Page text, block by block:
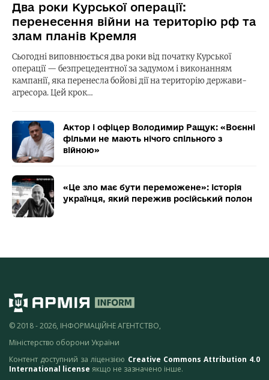
Два роки Курської операції:
перенесення війни на територію рф та
злам планів Кремля
Сьогодні виповнюється два роки від початку Курської
операції — безпрецедентної за задумом і виконанням
кампанії, яка перенесла бойові дії на територію держави-
агресора. Цей крок…
Актор і офіцер Володимир Ращук: «Воєнні
фільми не мають нічого спільного з
війною»
«Це зло має бути переможене»: історія
українця, який пережив російський полон
© 2018 - 2026, ІНФОРМАЦІЙНЕ АГЕНТСТВО,
Міністерство оборони України
Контент доступний за ліцензією Creative Commons Attribution 4.0
International license якщо не зазначено інше.